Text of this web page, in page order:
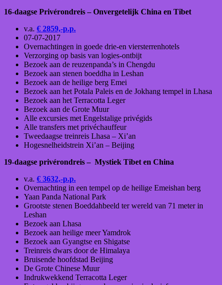
16-daagse Privérondreis – Onvergetelijk China en Tibet
v.a. € 2859,-p.p.
07-07-2017
Overnachtingen in goede drie-en viersterrenhotels
Verzorging op basis van logies-ontbijt
Bezoek aan de reuzenpanda’s in Chengdu
Bezoek aan stenen boeddha in Leshan
Bezoek aan de heilige berg Emei
Bezoek aan het Potala Paleis en de Jokhang tempel in Lhasa
Bezoek aan het Terracotta Leger
Bezoek aan de Grote Muur
Alle excursies met Engelstalige privégids
Alle transfers met privéchauffeur
Tweedaagse treinreis Lhasa – Xi’an
Hogesnelheidstrein Xi’an – Beijing
19-daagse privérondreis – Mystiek Tibet en China
v.a. € 3632,-p.p.
Overnachting in een tempel op de heilige Emeishan berg
Yaan Panda National Park
Grootste stenen Boeddahbeeld ter wereld van 71 meter in
Leshan
Bezoek aan Lhasa
Bezoek aan heilige meer Yamdrok
Bezoek aan Gyangtse en Shigatse
Treinreis dwars door de Himalaya
Bruisende hoofdstad Beijing
De Grote Chinese Muur
Indrukwekkend Terracotta Leger